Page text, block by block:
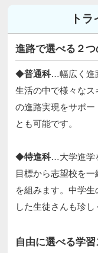
ト
進路で選べる２つ
◆普通科…幅広く進
生活の中で様々な
の進路実現をサポー
とも可能です。
◆特進科…大学進学
目標から志望校を
を組みます。中学
した生徒さんも珍し
自由に選べる学